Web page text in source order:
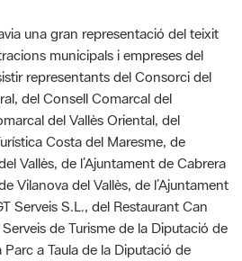
del Consell Comarcal del
del Vallès Oriental, del
Costa del Maresme, de
Vallès, de l’Ajuntament de Cabrera
Vilanova del Vallès, de l’Ajuntament
Serveis S.L., del Restaurant Can
de Turisme de la Diputació de
a Taula de la Diputació de
Autònoma de Barcelona, de la
Balonmano La Roca.